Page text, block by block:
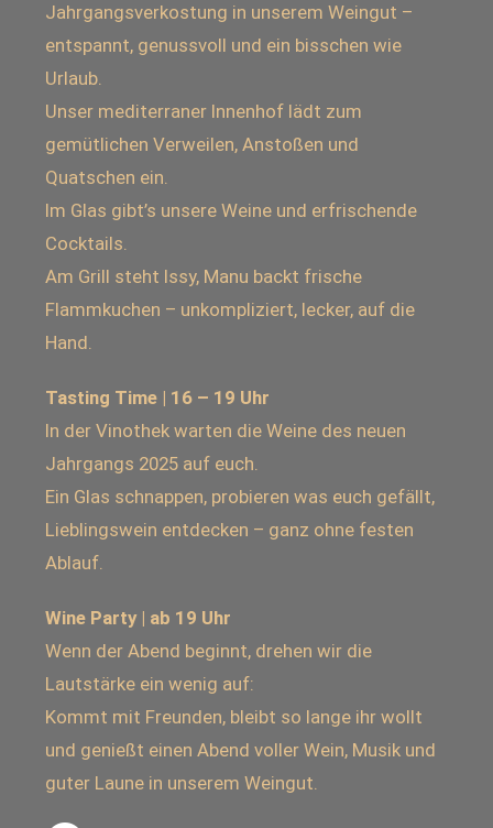
Jahrgangsverkostung in unserem Weingut –
entspannt, genussvoll und ein bisschen wie
Urlaub.
Unser mediterraner Innenhof lädt zum
gemütlichen Verweilen, Anstoßen und
Quatschen ein.
Im Glas gibt’s unsere Weine und erfrischende
Cocktails.
Am Grill steht Issy, Manu backt frische
Flammkuchen – unkompliziert, lecker, auf die
Hand.
Tasting Time | 16 – 19 Uhr
In der Vinothek warten die Weine des neuen
Jahrgangs 2025 auf euch.
Ein Glas schnappen, probieren was euch gefällt,
Lieblingswein entdecken – ganz ohne festen
Ablauf.
Wine Party | ab 19 Uhr
Wenn der Abend beginnt, drehen wir die
Lautstärke ein wenig auf:
Kommt mit Freunden, bleibt so lange ihr wollt
und genießt einen Abend voller Wein, Musik und
guter Laune in unserem Weingut.